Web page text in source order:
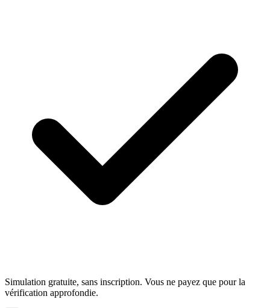
Simulation gratuite, sans inscription. Vous ne payez que pour la
vérification approfondie.